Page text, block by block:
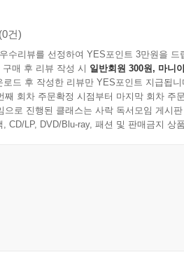
(0건)
수리뷰를 선정하여 YES포인트 3만원을 드
매 후 리뷰 작성 시 일반회원 300원, 마니
로드 후 작성한 리뷰만 YES포인트 지급됩니
째 회차 주문확정 시점부터 마지막 회차 주
으로 진행된 클래스는 사락 독서모임 게시
, CD/LP, DVD/Blu-ray, 패션 및 판매금지 상